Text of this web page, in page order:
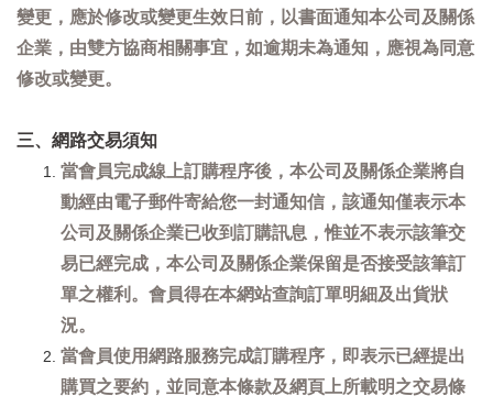
變更，應於修改或變更生效日前，以書面通知本公司及關係
企業，由雙方協商相關事宜，如逾期未為通知，應視為同意
修改或變更。
三、網路交易須知
當會員完成線上訂購程序後，本公司及關係企業將自
動經由電子郵件寄給您一封通知信，該通知僅表示本
公司及關係企業已收到訂購訊息，惟並不表示該筆交
易已經完成，本公司及關係企業保留是否接受該筆訂
單之權利。會員得在本網站查詢訂單明細及出貨狀
況。
當會員使用網路服務完成訂購程序，即表示已經提出
購買之要約，並同意本條款及網頁上所載明之交易條